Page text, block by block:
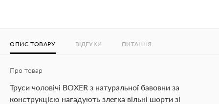
ОПИС ТОВАРУ ВІДГУКИ ПИТАННЯ
Про товар
Труси чоловічі BOXER з натуральної бавовни за
конструкцією нагадують злегка вільні шорти зі